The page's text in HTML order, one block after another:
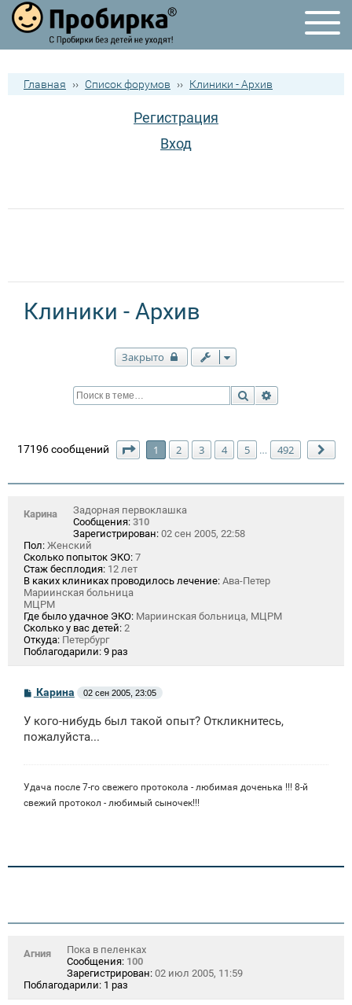
Главная ›› Список форумов ›› Клиники - Архив
Регистрация
Вход
Клиники - Архив
Закрыто
Поиск
17196 сообщений Страница из 492
1 2 3 4 5 … 492
Карина
Задорная первоклашка
Сообщения: 310
Зарегистрирован: 02 сен 2005, 22:58
Пол: Женский
Сколько попыток ЭКО: 7
Стаж бесплодия: 12 лет
В каких клиниках проводилось лечение: Ава-Петер
Мариинская больница
МЦРМ
Где было удачное ЭКО: Мариинская больница, МЦРМ
Сколько у вас детей: 2
Откуда: Петербург
Поблагодарили: 9 раз
С
б
щ
Карина 02 сен 2005, 23:05
У кого-нибудь был такой опыт? Откликнитесь,
пожалуйста...
Удача после 7-го свежего протокола - любимая доченька !!! 8-й
свежий протокол - любимый сыночек!!!
Агния
Пока в пеленках
Сообщения: 100
Зарегистрирован: 02 июл 2005, 11:59
Поблагодарили: 1 раз